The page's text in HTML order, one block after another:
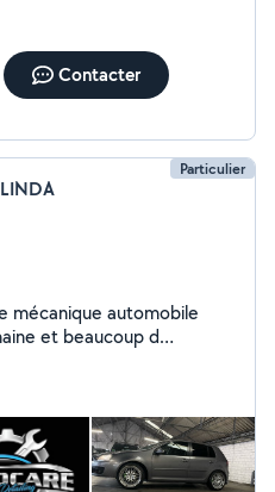
Contacter
Particulier
mécanique automobile